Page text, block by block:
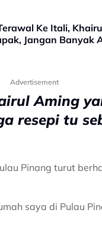
Ke Itali,
Jangan Banyak
Advertisement
Aming
resepi tu
Pinang turut
saya di Pulau